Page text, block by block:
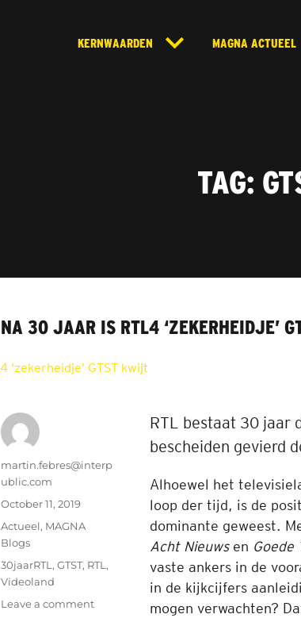
KERNWAARDEN MAGNA ACTUEEL
TAG:
NA 30 JAAR IS RTL4 ‘ZEKERHEIDJE’
RTL bestaat 30 jaar
bescheiden gevierd
Alhoewel het
loop der tijd, is de
dominante geweest.
Acht Nieuws en Goede
vaste ankers in de
in de kijkcijfers
mogen verwachten?
Author
martin.febres@interp
ublic.com
Posted
October 11, 2019
Categories
Actueel, MAGNA
Blogs
Tags
30jaarRTL , GTST, RTL ,
Videoland
Leave a commenton